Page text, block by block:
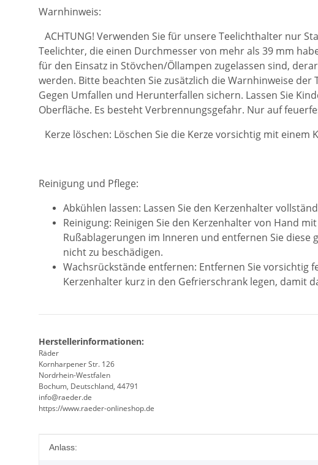
Warnhinweis:
ACHTUNG! Verwenden Sie für unsere Teelichthalter nur
Teelichter, die einen Durchmesser von mehr als 39 mm
für den Einsatz in Stövchen/Öllampen zugelassen sind,
werden. Bitte beachten Sie zusätzlich die Warnhinweise
Gegen Umfallen und Herunterfallen sichern. Lassen Sie
Oberfläche. Es besteht Verbrennungsgefahr. Nur auf
Kerze löschen: Löschen Sie die Kerze vorsichtig mit
Reinigung und Pflege:
Abkühlen lassen: Lassen Sie den Kerzenhalter
Reinigung: Reinigen Sie den Kerzenhalter von Hand
Rußablagerungen im Inneren und entfernen Sie
nicht zu beschädigen.
Wachsrückstände entfernen: Entfernen Sie vorsichtig
Kerzenhalter kurz in den Gefrierschrank legen, damit
Herstellerinformationen:
Räder
Kornharpener Str. 126
Nordrhein-Westfalen
Bochum, Deutschland, 44791
info@raeder.de
https://www.raeder-onlineshop.de
Produkteigenschaft
Wert
Anlass: